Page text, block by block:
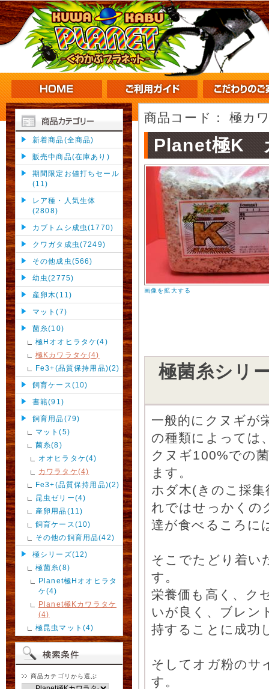
新着商品(全商品)
販売中商品(在庫あり)
期間限定お値打ちセール
(11)
レア種・人気生体
(2808)
カブトムシ成虫(1770)
クワガタ成虫(7249)
その他成虫(566)
幼虫(2775)
産卵木(11)
マット(7)
菌糸(10)
極Hオオヒラタケ(4)
極Kカワラタケ(4)
Fe3+(品質保持用品)(2)
飼育ケース(10)
書籍(91)
飼育用品(79)
マット(5)
菌糸(8)
オオヒラタケ(4)
カワラタケ(4)
Fe3+(品質保持用品)(2)
昆虫ゼリー(4)
産卵用品(11)
飼育ケース(10)
その他の飼育用品(42)
極シリーズ(12)
極菌糸(8)
Planet極Hオオヒラタ
ケ(4)
Planet極Kカワラタケ
(4)
極昆虫マット(4)
商品カテゴリから選ぶ
商品コード：極カ
Planet極K
画像を拡大する
極菌糸シリ
一般的にクヌギが
の種類によっては
クヌギ100%での
ます。
ホダ木(きのこ採
れではせっかくの
達が食べるころに
そこでたどり着い
す。
栄養価も高く、ク
いが良く、ブレン
持することに成功
そしてオガ粉のサ
す。